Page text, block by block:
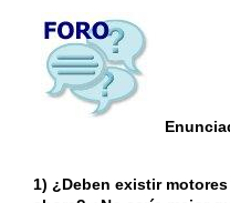
1) ¿Deben existir